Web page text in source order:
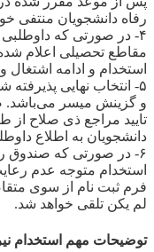
رفاه دانشجویان منتفی
۴- در صورتی که داوطلبی
مقاطع تحصیلی اعلام
استخدام و ادامه
۵- انتخاب نهایی
و گزینش میسر می‌باشد.
تایید مراجع ذی صلاح از
دانشجویان به اطلاع
۶- در صورتی که صندوق
استخدام متوجه عدم
فرم ثبت نام از سوی
لم یکن تلقی خواهد شد.
توضیحات مهم استخدام